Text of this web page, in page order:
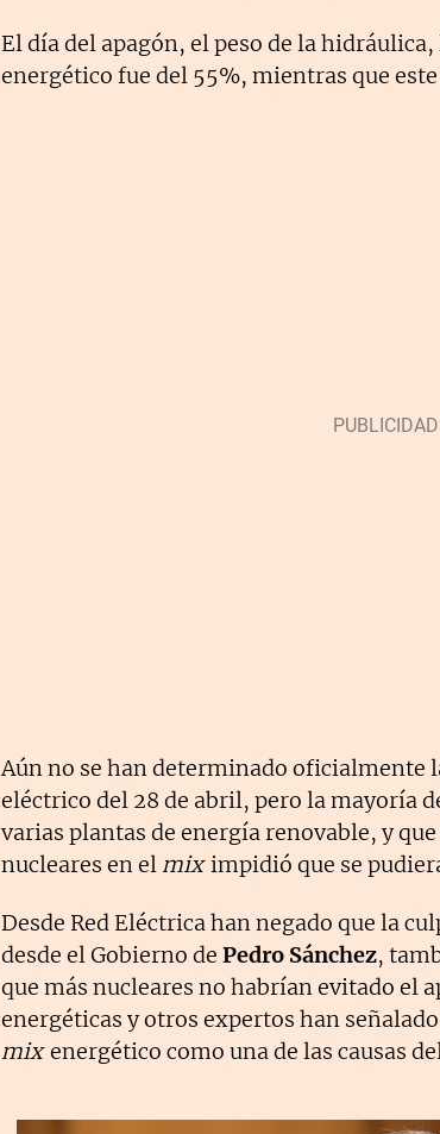
El día del apagón, el peso de la
energético fue del 55%, mientras que
Aún no se han determinado oficialmente
eléctrico del 28 de abril, pero la mayoría
varias plantas de energía renovable, y que
nucleares en el miximpidió que se
Desde Red Eléctrica han negado que la
desde el Gobierno de Pedro Sánchez,
que más nucleares no habrían evitado el
energéticas y otros expertos han
mixenergético como una de las causas